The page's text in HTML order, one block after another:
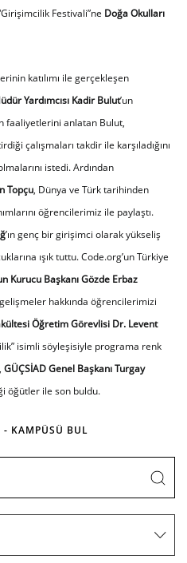
Festivali”ne Doğa Okulları
katılımı ile gerçekleşen
Yardımcısı Kadir Bulut’un
faaliyetlerini anlatan Bulut,
çalışmaları takdir ile karşıladığını
istedi. Ardından
Topçu, Dünya ve Türk tarihinden
öğrencilerimiz ile paylaştı.
’ın genç bir girişimci olarak yükseliş
ışık tuttu. Code.org’un Türkiye
Kurucu Başkanı Gözde Erbaz
hakkında öğrencilerimizi
Öğretim Görevlisi Dr. Levent
isimli söyleşisiyle programa renk
GÜÇSİAD Genel Başkanı Turgay
öğütler ile son buldu.
- KAMPÜSÜ BUL